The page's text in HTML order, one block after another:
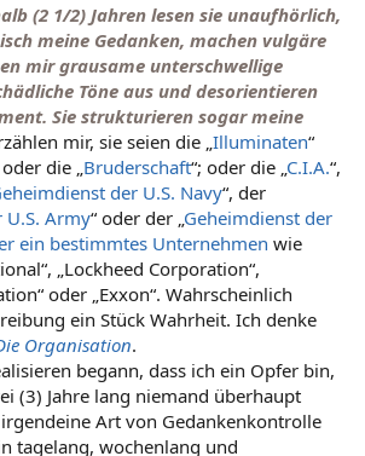
(2 1/2) Jahren lesen sie unaufhörlich,
meine Gedanken, machen vulgäre
mir grausame unterschwellige
Töne aus und desorientieren
Sie strukturieren sogar meine
mir, sie seien die „ Illuminaten“
oder die „ Bruderschaft“; oder die „ C.I.A.“,
der U.S. Navy“, der
U.S. Army“ oder der „ Geheimdienst der
ein bestimmtes Unternehmen wie
„Lockheed Corporation“,
oder „Exxon“. Wahrscheinlich
ein Stück Wahrheit. Ich denke
Organisation.
begann, dass ich ein Opfer bin,
(3) Jahre lang niemand überhaupt
Art von Gedankenkontrolle
tagelang, wochenlang und